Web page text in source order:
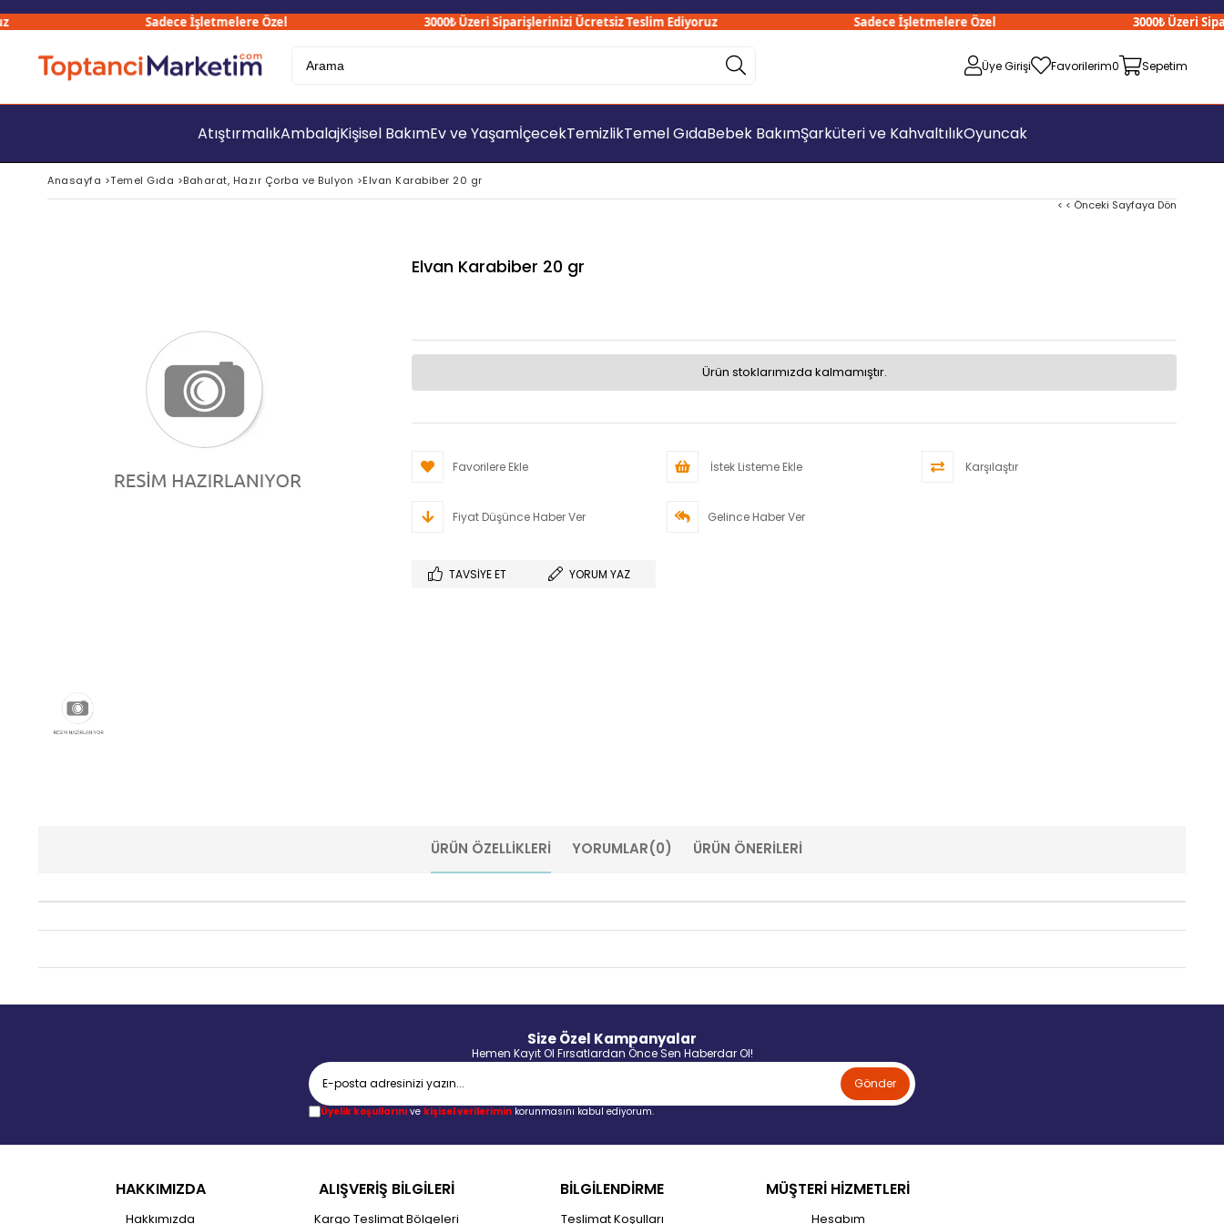
Sadece İşletmelere Özel 3000₺ Üzeri Siparişlerinizi Ücretsiz Teslim Ediyoruz Sadece İşletmelere Özel 3000₺ Üzeri
Üye Girişi Favorilerim0 Sepetim
AtıştırmalıkAmbalajKişisel BakımEv ve YaşamİçecekTemizlikTemel GıdaBebek BakımŞarküteri ve KahvaltılıkOyuncak
Anasayfa >Temel Gıda >Baharat, Hazır Çorba ve Bulyon >Elvan Karabiber 20 gr
< < Önceki Sayfaya Dön
Elvan Karabiber 20 gr
Ürün stoklarımızda kalmamıştır.
Favorilere Ekle İstek Listeme Ekle Karşılaştır
Fiyat Düşünce Haber Ver Gelince Haber Ver
TAVSIYE ET YORUM YAZ
ÜRÜN ÖZELLIKLERI YORUMLAR(0) ÜRÜN ÖNERILERI
Size Özel Kampanyalar
Hemen Kayıt Ol Fırsatlardan Önce Sen Haberdar Ol!
Gönder
Üyelik koşullarınıve kişisel verileriminkorunmasını kabul ediyorum.
HAKKIMIZDA
Hakkımızda
ALIŞVERİŞ BİLGİLERİ
Kargo Teslimat Bölgeleri
BİLGİLENDİRME
Teslimat Koşulları
MÜŞTERİ HİZMETLERİ
Hesabım